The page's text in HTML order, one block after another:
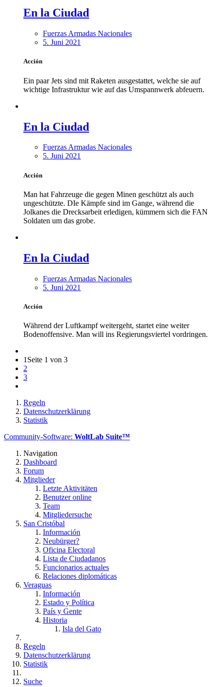
En la Ciudad
Fuerzas Armadas Nacionales
5. Juni 2021
Acción
Ein paar Jets sind mit Raketen ausgestattet, welche sie auf
wichtige Infrastruktur wie auf das Umspannwerk abfeuern.
En la Ciudad
Fuerzas Armadas Nacionales
5. Juni 2021
Acción
Man hat Fahrzeuge die gegen Minen geschützt als auch
ungeschützte. DIe Kämpfe sind im Gange, während die
Jolkanes die Drecksarbeit erledigen, kümmern sich die FAN
Soldaten um das grobe.
En la Ciudad
Fuerzas Armadas Nacionales
5. Juni 2021
Acción
Während der Luftkampf weitergeht, startet eine weiter
Bodenoffensive. Man will ins Regierungsviertel vordringen.
1 Seite 1 von 3
2
3
Regeln
Datenschutzerklärung
Statistik
Community-Software: WoltLab Suite™
Navigation
Dashboard
Forum
Mitglieder
Letzte Aktivitäten
Benutzer online
Team
Mitgliedersuche
San Cristóbal
Información
Neubürger?
Oficina Electoral
Lista de Ciudadanos
Funcionarios actuales
Relaciones diplomáticas
Veraguas
Información
Estado y Política
País y Gente
Historia
Isla del Gato
Regeln
Datenschutzerklärung
Statistik
Suche